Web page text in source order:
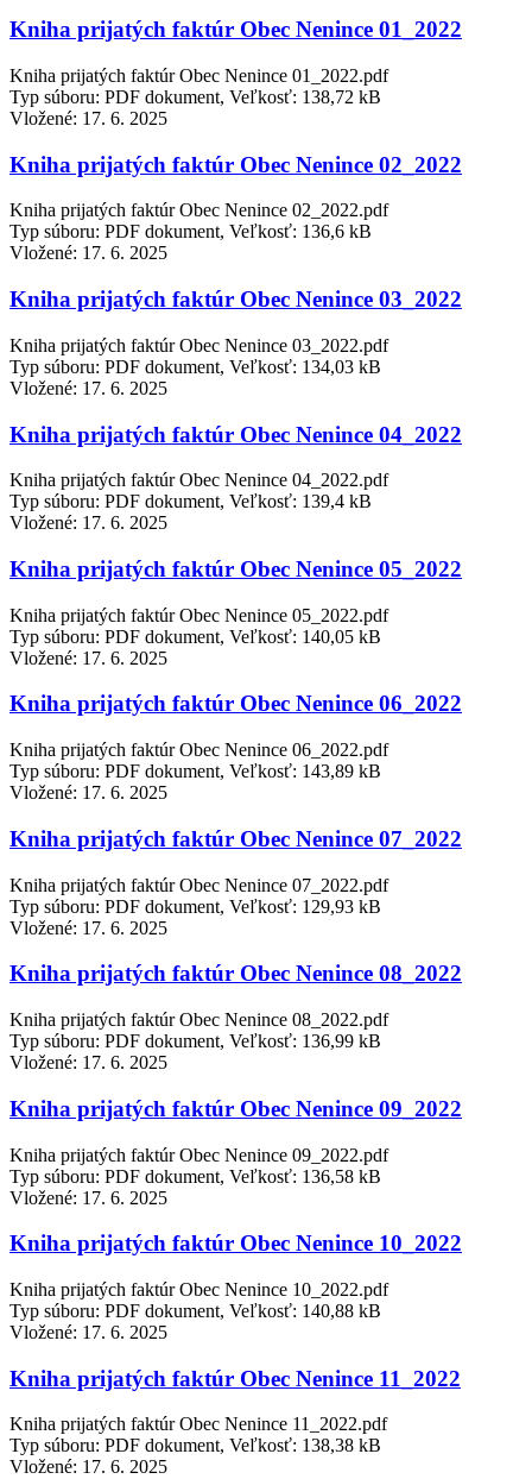
Kniha prijatých faktúr Obec Nenince 01_2022
Kniha prijatých faktúr Obec Nenince 01_2022.pdf
Typ súboru: PDF dokument, Veľkosť: 138,72 kB
Vložené: 17. 6. 2025
Kniha prijatých faktúr Obec Nenince 02_2022
Kniha prijatých faktúr Obec Nenince 02_2022.pdf
Typ súboru: PDF dokument, Veľkosť: 136,6 kB
Vložené: 17. 6. 2025
Kniha prijatých faktúr Obec Nenince 03_2022
Kniha prijatých faktúr Obec Nenince 03_2022.pdf
Typ súboru: PDF dokument, Veľkosť: 134,03 kB
Vložené: 17. 6. 2025
Kniha prijatých faktúr Obec Nenince 04_2022
Kniha prijatých faktúr Obec Nenince 04_2022.pdf
Typ súboru: PDF dokument, Veľkosť: 139,4 kB
Vložené: 17. 6. 2025
Kniha prijatých faktúr Obec Nenince 05_2022
Kniha prijatých faktúr Obec Nenince 05_2022.pdf
Typ súboru: PDF dokument, Veľkosť: 140,05 kB
Vložené: 17. 6. 2025
Kniha prijatých faktúr Obec Nenince 06_2022
Kniha prijatých faktúr Obec Nenince 06_2022.pdf
Typ súboru: PDF dokument, Veľkosť: 143,89 kB
Vložené: 17. 6. 2025
Kniha prijatých faktúr Obec Nenince 07_2022
Kniha prijatých faktúr Obec Nenince 07_2022.pdf
Typ súboru: PDF dokument, Veľkosť: 129,93 kB
Vložené: 17. 6. 2025
Kniha prijatých faktúr Obec Nenince 08_2022
Kniha prijatých faktúr Obec Nenince 08_2022.pdf
Typ súboru: PDF dokument, Veľkosť: 136,99 kB
Vložené: 17. 6. 2025
Kniha prijatých faktúr Obec Nenince 09_2022
Kniha prijatých faktúr Obec Nenince 09_2022.pdf
Typ súboru: PDF dokument, Veľkosť: 136,58 kB
Vložené: 17. 6. 2025
Kniha prijatých faktúr Obec Nenince 10_2022
Kniha prijatých faktúr Obec Nenince 10_2022.pdf
Typ súboru: PDF dokument, Veľkosť: 140,88 kB
Vložené: 17. 6. 2025
Kniha prijatých faktúr Obec Nenince 11_2022
Kniha prijatých faktúr Obec Nenince 11_2022.pdf
Typ súboru: PDF dokument, Veľkosť: 138,38 kB
Vložené: 17. 6. 2025